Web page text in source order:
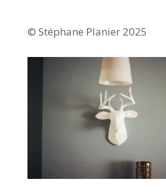
© Stéphane Planier 2025